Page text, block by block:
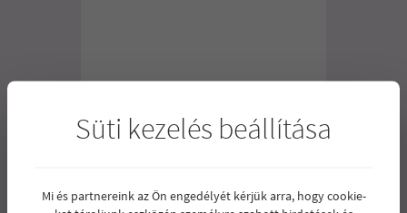
Tojásmentes, durumbúzából
Ár:1.315 Ft
Süti kezelés beállítása
Mi és partnereink az Ön engedélyét kérjük arra, hogy cookie-